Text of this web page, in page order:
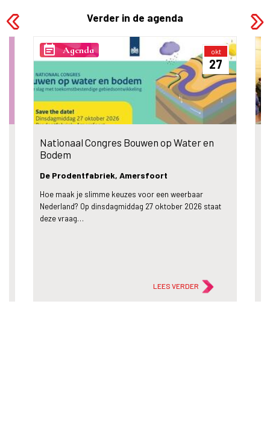
Verder in de agenda
okt
27
event_note Agenda
Nationaal Congres Bouwen op Water en
Bodem
De Prodentfabriek, Amersfoort
Hoe maak je slimme keuzes voor een weerbaar
Nederland? Op dinsdagmiddag 27 oktober 2026 staat
deze vraag…
LEES VERDER